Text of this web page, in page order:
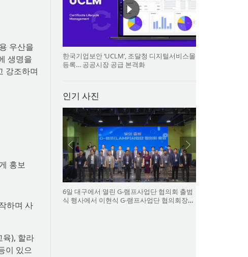
우산을
생명을
강조하며
홍보
하며 사
육), 할라
이 있으
한국기업보안 ‘UCLM’, 조달청 디지털서비스몰
등록… 공공시장 공급 본격화
인기 사진
6일 대구에서 열린 G-램프사업단 협의회 출범
식 행사에서 이현식 G-램프사업단 협의회장